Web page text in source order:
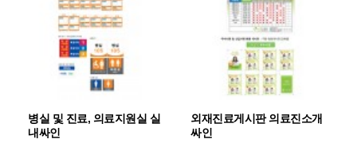
병실 및 진료, 의료지원실 실
내싸인
외재진료게시판 의료진소개
싸인